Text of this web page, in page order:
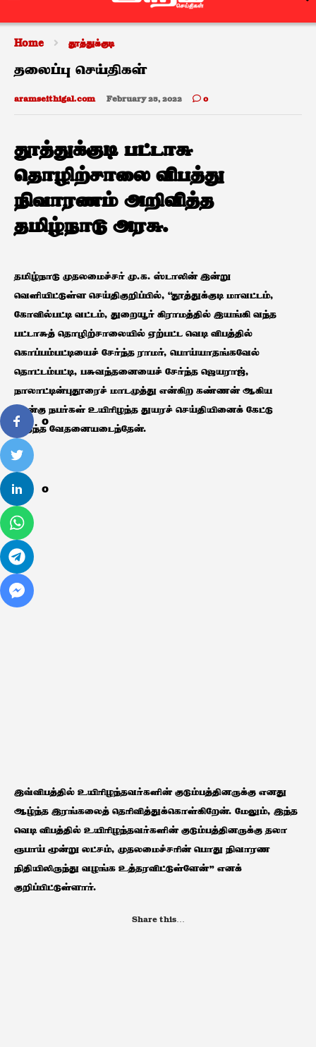
0
0
Home தூத்துக்குடி
தலைப்பு செய்திகள்
aramseithigal.com February 25, 2022 0
தூத்துக்குடி பட்டாசு
தொழிற்சாலை விபத்து
நிவாரணம் அறிவித்த
தமிழ்நாடு அரசு.
தமிழ்நாடு முதலமைச்சர் மு.க. ஸ்டாலின் இன்று
வெளியிட்டுள்ள செய்திகுறிப்பில், “தூத்துக்குடி மாவட்டம்,
கோவில்பட்டி வட்டம், துறையூர் கிராமத்தில் இயங்கி வந்த
பட்டாசுத் தொழிற்சாலையில் ஏற்பட்ட வெடி விபத்தில்
கொப்பம்பட்டியைச் சேர்ந்த ராமர், பொய்யாதங்கவேல்
தொட்டம்பட்டி, பசுவந்தனையைச் சேர்ந்த ஜெயராஜ்,
நாலாட்டின்புதூரைச் மாடமுத்து என்கிற கண்ணன் ஆகிய
நான்கு நபர்கள் உயிரிழந்த துயரச் செய்தியினைக் கேட்டு
மிகுந்த வேதனையடைந்தேன்.
இவ்விபத்தில் உயிரிழந்தவர்களின் குடும்பத்தினருக்கு எனது
ஆழ்ந்த இரங்கலைத் தெரிவித்துக்கொள்கிறேன். மேலும், இந்த
வெடி விபத்தில் உயிரிழந்தவர்களின் குடும்பத்தினருக்கு தலா
ரூபாய் மூன்று லட்சம், முதலமைச்சரின் பொது நிவாரண
நிதியிலிருந்து வழங்க உத்தரவிட்டுள்ளேன்” எனக்
குறிப்பிட்டுள்ளார்.
Share this…